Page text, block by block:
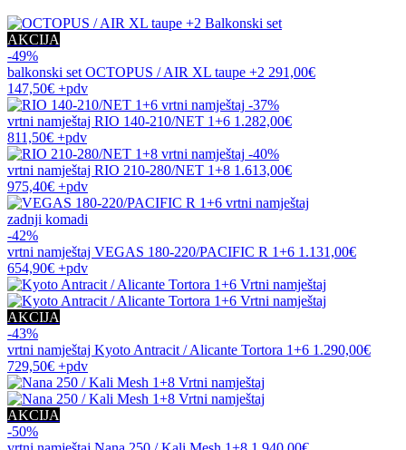
AKCIJA
-49%
balkonski setOCTOPUS / AIR XL taupe +2 291,00€
147,50€ +pdv
-37%
vrtni namještaj RIO 140-210/NET 1+6 1.282,00€
811,50€ +pdv
-40%
vrtni namještaj RIO 210-280/NET 1+8 1.613,00€
975,40€ +pdv
zadnji komadi
-42%
vrtni namještaj VEGAS 180-220/PACIFIC R 1+6 1.131,00€
654,90€ +pdv
AKCIJA
-43%
vrtni namještaj Kyoto Antracit / Alicante Tortora 1+6 1.290,00€
729,50€ +pdv
AKCIJA
-50%